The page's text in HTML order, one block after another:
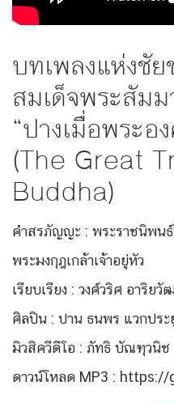
บทเพลงแห่งชั
สมเด็จพระสัม
“ปางเมื่อพระอ
(The Great
Buddha)
คำสรภัญญะ : พระราชนิพน
พระมงกุฎเกล้าเจ้าอยู่หัว
เรียบเรียง : วงศ์วริศ อาริยวั
ศิลปิน : ปาน ธนพร แวกประ
มิวสิควีดีโอ : ภัทธิ บัณฑุวนิช
ดาวน์โหลด MP3 : https://